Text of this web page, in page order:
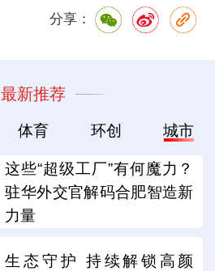
分享：
最新推荐
体育 环创 城市
这些“超级工厂”有何魔力？
驻华外交官解码合肥智造新
力量
生态守护 持续解锁高颜